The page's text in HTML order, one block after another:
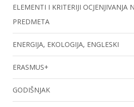
ELEMENTI I KRITERIJI OCJENJIVANJA
PREDMETA
ENERGIJA, EKOLOGIJA, ENGLESKI
ERASMUS+
GODIŠNJAK